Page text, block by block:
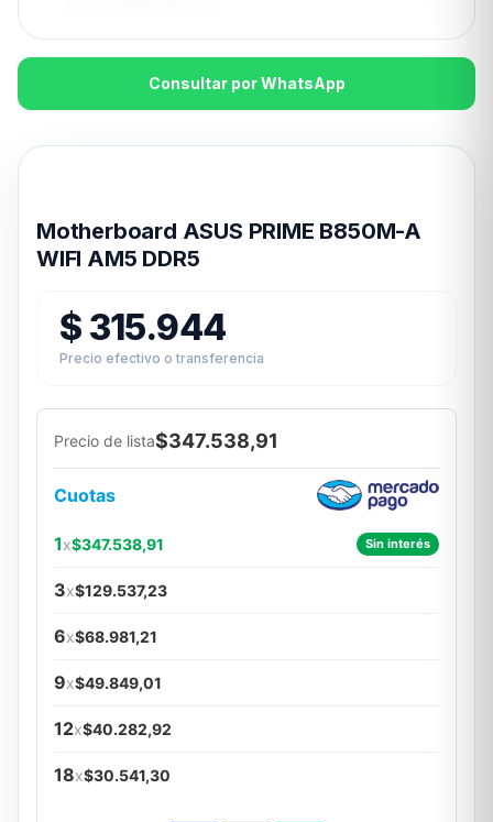
Consultar por WhatsApp
Motherboard ASUS PRIME B850M-A
WIFI AM5 DDR5
$ 315.944
Precio efectivo o transferencia
Precio de lista$347.538,91
Cuotas
1x$347.538,91 Sin interés
3x$129.537,23
6x$68.981,21
9x$49.849,01
12x$40.282,92
18x$30.541,30